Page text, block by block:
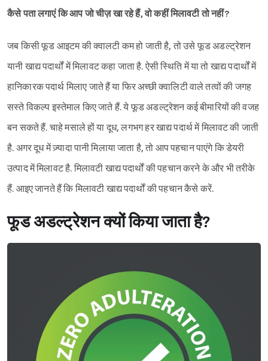
कैसे पता लगाएं कि आप जो चीज़ खा रहे हैं, वो कहीं मिलावटी तो नहीं?
जब किसी फूड आइटम की क्वालटी कम हो जाती है, तो उसे फूड अडल्ट्रेशन
यानी खाद्य पदार्थों में मिलावट कहा जाता है. ऐसी स्थिति में या तो खाद्य पदार्थों में
हानिकारक पदार्थ मिलाए जाते हैं या फिर अच्छी क्वालिटी वाले तत्वों की जगह
सस्ते विकल्प इस्तेमाल किए जाते हैं. ये फूड अडल्ट्रेशन कई बीमारियों की वजह
बन सकते हैं. चाहे मसाले हों या दूध, लगभग हर खाद्य पदार्थ में मिलावट की जाती
है. अगर दूध में ज़्यादा पानी मिलाया जाता है, तो आप पहचान पाएंगे कि डेयरी
उत्पाद में मिलावट है. मिलावटी खाद्य पदार्थों की पहचान करने के और भी तरीके
हैं. आइए जानते हैं कि मिलावटी खाद्य पदार्थों की पहचान कैसे करें.
फूड अडल्ट्रेशन क्यों किया जाता है?